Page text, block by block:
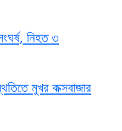
নিহত ৩
মুখর কক্সবাজার